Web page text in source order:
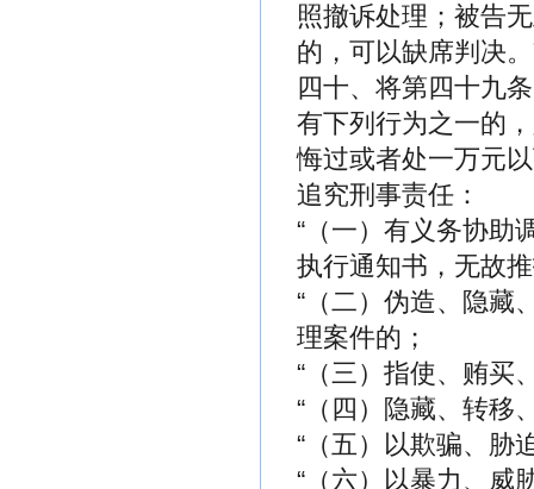
照撤诉处理；被告
的，可以缺席判决。
四十、将第四十九
有下列行为之一的
悔过或者处一万元
追究刑事责任：
“（一）有义务协助
执行通知书，无故
“（二）伪造、隐藏
理案件的；
“（三）指使、贿买
“（四）隐藏、转移
“（五）以欺骗、胁
“（六）以暴力、威